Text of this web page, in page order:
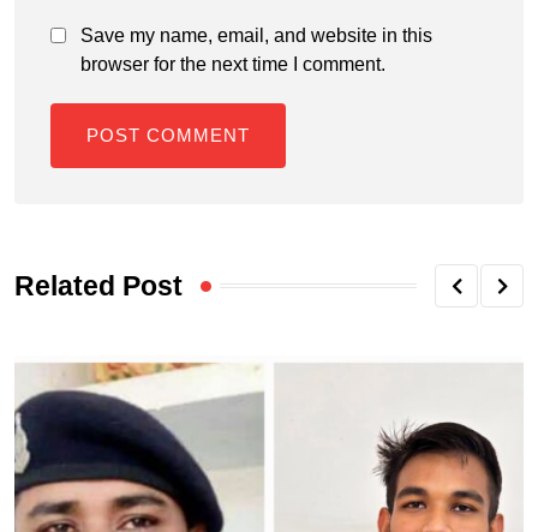
Save my name, email, and website in this
browser for the next time I comment.
Related Post